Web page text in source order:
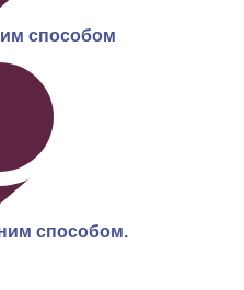
способом
способом.